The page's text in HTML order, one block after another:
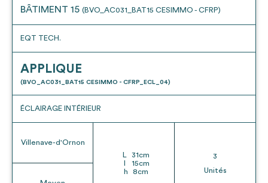
BÂTIMENT 15 (BVO_AC031_BAT15 CESIMMO - CFRP)
EQT TECH.
APPLIQUE
(BVO_AC031_BAT15 CESIMMO - CFRP_ECL_04)
ÉCLAIRAGE INTÉRIEUR
Villenave-d'Ornon
L 31cm
15cm
h
8cm
3
Unités